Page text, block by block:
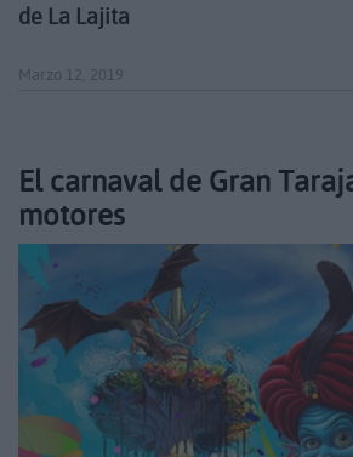
de La Lajita
Marzo 12, 2019
El carnaval de Gran
motores